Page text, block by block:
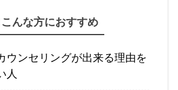
こんな方におすすめ
ウンセリングが出来る理由を
人